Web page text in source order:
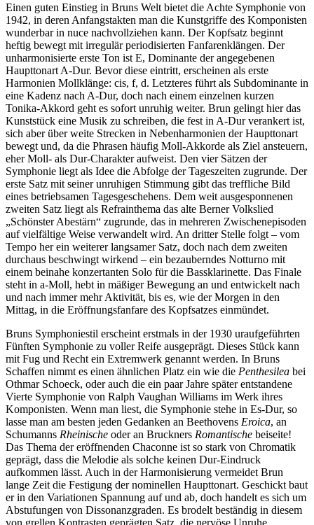
Einen guten Einstieg in Bruns Welt bietet die Achte Symphonie von
1942, in deren Anfangstakten man die Kunstgriffe des Komponisten
wunderbar in nuce nachvollziehen kann. Der Kopfsatz beginnt
heftig bewegt mit irregulär periodisierten Fanfarenklängen. Der
unharmonisierte erste Ton ist E, Dominante der angegebenen
Haupttonart A-Dur. Bevor diese eintritt, erscheinen als erste
Harmonien Mollklänge: cis, f, d. Letzteres führt als Subdominante in
eine Kadenz nach A-Dur, doch nach einem einzelnen kurzen
Tonika-Akkord geht es sofort unruhig weiter. Brun gelingt hier das
Kunststück eine Musik zu schreiben, die fest in A-Dur verankert ist,
sich aber über weite Strecken in Nebenharmonien der Haupttonart
bewegt und, da die Phrasen häufig Moll-Akkorde als Ziel ansteuern,
eher Moll- als Dur-Charakter aufweist. Den vier Sätzen der
Symphonie liegt als Idee die Abfolge der Tageszeiten zugrunde. Der
erste Satz mit seiner unruhigen Stimmung gibt das treffliche Bild
eines betriebsamen Tagesgeschehens. Dem weit ausgesponnenen
zweiten Satz liegt als Refrainthema das alte Berner Volkslied
„Schönster Abestärn“ zugrunde, das in mehreren Zwischenepisoden
auf vielfältige Weise verwandelt wird. An dritter Stelle folgt – vom
Tempo her ein weiterer langsamer Satz, doch nach dem zweiten
durchaus beschwingt wirkend – ein bezauberndes Notturno mit
einem beinahe konzertanten Solo für die Bassklarinette. Das Finale
steht in a-Moll, hebt in mäßiger Bewegung an und entwickelt nach
und nach immer mehr Aktivität, bis es, wie der Morgen in den
Mittag, in die Eröffnungsfanfare des Kopfsatzes einmündet.
Bruns Symphoniestil erscheint erstmals in der 1930 uraufgeführten
Fünften Symphonie zu voller Reife ausgeprägt. Dieses Stück kann
mit Fug und Recht ein Extremwerk genannt werden. In Bruns
Schaffen nimmt es einen ähnlichen Platz ein wie die Penthesilea bei
Othmar Schoeck, oder auch die ein paar Jahre später entstandene
Vierte Symphonie von Ralph Vaughan Williams im Werk ihres
Komponisten. Wenn man liest, die Symphonie stehe in Es-Dur, so
lasse man am besten jeden Gedanken an Beethovens Eroica, an
Schumanns Rheinische oder an Bruckners Romantische beiseite!
Das Thema der eröffnenden Chaconne ist so stark von Chromatik
geprägt, dass die Melodie als solche keinen Dur-Eindruck
aufkommen lässt. Auch in der Harmonisierung vermeidet Brun
lange Zeit die Festigung der nominellen Haupttonart. Geschickt baut
er in den Variationen Spannung auf und ab, doch handelt es sich um
Abstufungen von Dissonanzgraden. Es brodelt beständig in diesem
von grellen Kontrasten geprägten Satz, die nervöse Unruhe